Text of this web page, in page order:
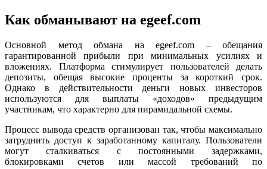
Как обманывают на egeef.com
Основной метод обмана на egeef.com – обещания
гарантированной прибыли при минимальных усилиях и
вложениях. Платформа стимулирует пользователей делать
депозиты, обещая высокие проценты за короткий срок.
Однако в действительности деньги новых инвесторов
используются для выплаты «доходов» предыдущим
участникам, что характерно для пирамидальной схемы.
Процесс вывода средств организован так, чтобы максимально
затруднить доступ к заработанному капиталу. Пользователи
могут сталкиваться с постоянными задержками,
блокировками счетов или массой требований по